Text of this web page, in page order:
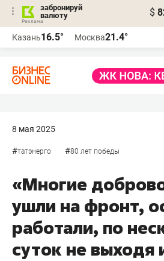
забронируй
валюту
$
Казань16.5° Москва21.4°
8 мая 2025
#татэнерго #80 лет победы
«Многие
ушли на фронт,
работали, по
суток не выходя